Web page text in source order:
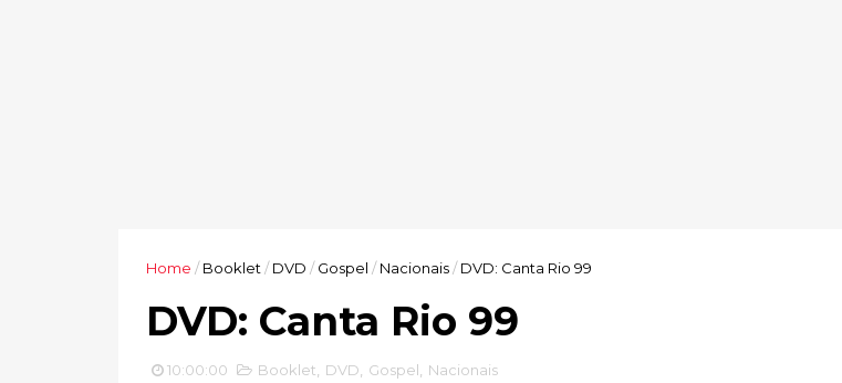
Home / Booklet / DVD / Gospel / Nacionais/ DVD: Canta Rio 99
DVD: Canta Rio 99
10:00:00 Booklet DVD Gospel Nacionais